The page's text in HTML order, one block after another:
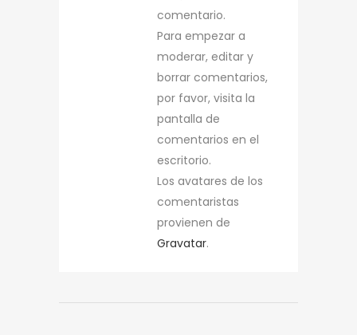
comentario.
Para empezar a
moderar, editar y
borrar comentarios,
por favor, visita la
pantalla de
comentarios en el
escritorio.
Los avatares de los
comentaristas
provienen de
Gravatar.